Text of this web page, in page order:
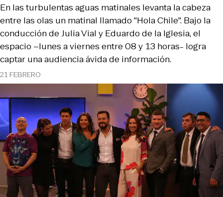
21 FEBRERO
En las turbulentas aguas matinales levanta la cabeza
entre las olas un matinal llamado "Hola Chile". Bajo la
conducción de Julia Vial y Eduardo de la Iglesia, el
espacio –lunes a viernes entre 08 y 13 horas- logra
captar una audiencia ávida de información.